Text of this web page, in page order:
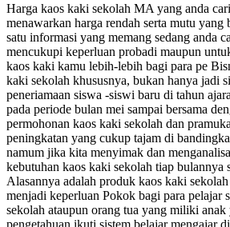
Harga kaos kaki sekolah MA yang anda
menawarkan harga rendah serta mutu
satu informasi yang memang sedang anda
mencukupi keperluan probadi maupun
kaos kaki kamu lebih-lebih bagi para pe
kaki sekolah khususnya, bukan hanya jadi
peneriamaan siswa -siswi baru di tahun
pada periode bulan mei sampai bersama
permohonan kaos kaki sekolah dan
peningkatan yang cukup tajam di
namum jika kita menyimak dan
kebutuhan kaos kaki sekolah tiap bulannya
Alasannya adalah produk kaos kaki
menjadi keperluan Pokok bagi para pelajar
sekolah ataupun orang tua yang miliki anak
pengetahuan ikuti sistem belajar mengajar